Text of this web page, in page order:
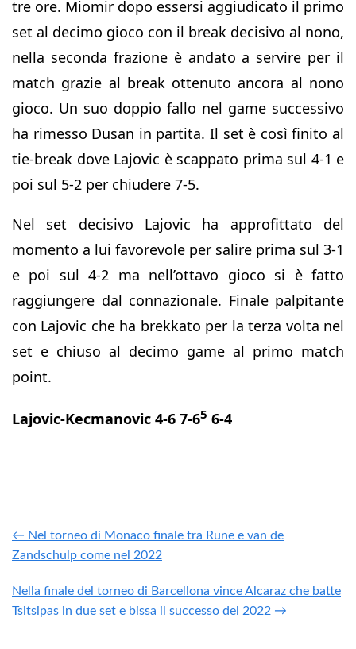
tre ore. Miomir dopo essersi aggiudicato il primo
set al decimo gioco con il break decisivo al nono,
nella seconda frazione è andato a servire per il
match grazie al break ottenuto ancora al nono
gioco. Un suo doppio fallo nel game successivo
ha rimesso Dusan in partita. Il set è così finito al
tie-break dove Lajovic è scappato prima sul 4-1 e
poi sul 5-2 per chiudere 7-5.
Nel set decisivo Lajovic ha approfittato del
momento a lui favorevole per salire prima sul 3-1
e poi sul 4-2 ma nell’ottavo gioco si è fatto
raggiungere dal connazionale. Finale palpitante
con Lajovic che ha brekkato per la terza volta nel
set e chiuso al decimo game al primo match
point.
Lajovic-Kecmanovic 4-6 7-65 6-4
← Nel torneo di Monaco finale tra Rune e van de
Zandschulp come nel 2022
Nella finale del torneo di Barcellona vince Alcaraz che batte
Tsitsipas in due set e bissa il successo del 2022 →